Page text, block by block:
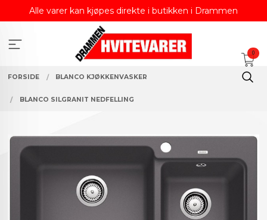
Alle varer kan kjøpes direkte i butikken i Drammen
0
FORSIDE BLANCO KJØKKENVASKER
BLANCO SILGRANIT NEDFELLING